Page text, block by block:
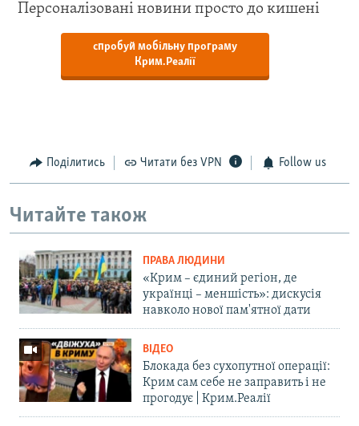
Персоналізовані новини просто до кишені
спробуй мобільну програму
Крим.Реалії
Поділитись Читати без VPN Follow us
Читайте також
ПРАВА ЛЮДИНИ
«Крим – єдиний регіон, де
українці – меншість»: дискусія
навколо нової пам'ятної дати
ВІДЕО
Блокада без сухопутної операції:
Крим сам себе не заправить і не
прогодує | Крим.Реалії